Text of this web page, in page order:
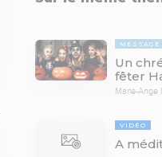
MESSAGE
Un
fêter
Marie-Ange
VIDÉO
A